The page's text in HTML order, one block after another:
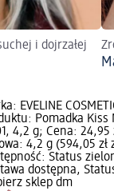
i dojrzałej
EVELINE
Pomadka Kiss
4,2 g; Cena: 24,95
4,2 g (594,05 zł
Status
dostępna,
sklep dm